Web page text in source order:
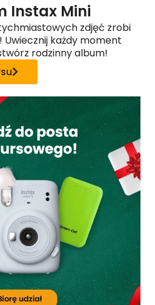
Instax Mini
zdjęć zrobi
każdy moment
rodzinny album!